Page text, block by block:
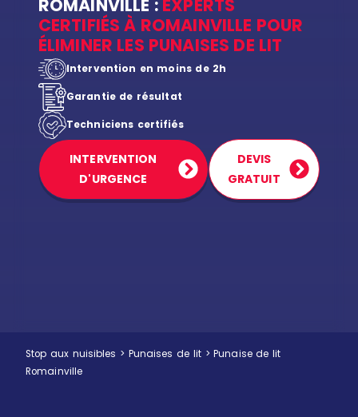
ROMAINVILLE : EXPERTS
CERTIFIÉS À ROMAINVILLE POUR
ÉLIMINER LES PUNAISES DE LIT
Intervention en moins de 2h
Garantie de résultat
Techniciens certifiés
INTERVENTION
D'URGENCE
DEVIS
GRATUIT
Stop aux nuisibles > Punaises de lit >Punaise de lit
Romainville